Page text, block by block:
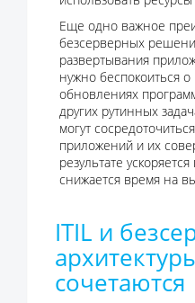
Еще одно важное
безсерверных
развертывания
нужно беспокоиться
обновлениях
других рутинных
могут
приложений и их
результате
снижается время на
ITIL и
сочетаются